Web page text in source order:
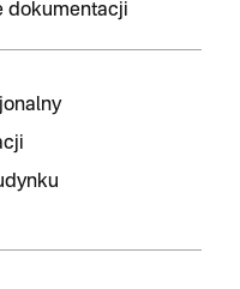
dokumentacji